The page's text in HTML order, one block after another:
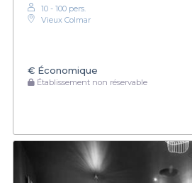
10 - 100 pers.
Vieux Colmar
€ Économique
Établissement non réservable